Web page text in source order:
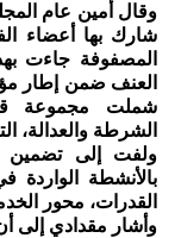
وقال أمين عام
شارك بها أعضاء
المصفوفة جاءت
العنف ضمن إطار
شملت مجموعة
الشرطة والعدالة،
ولفت إلى تضمين
بالأنشطة الواردة
القدرات، محور
وأشار مقدادي إلى